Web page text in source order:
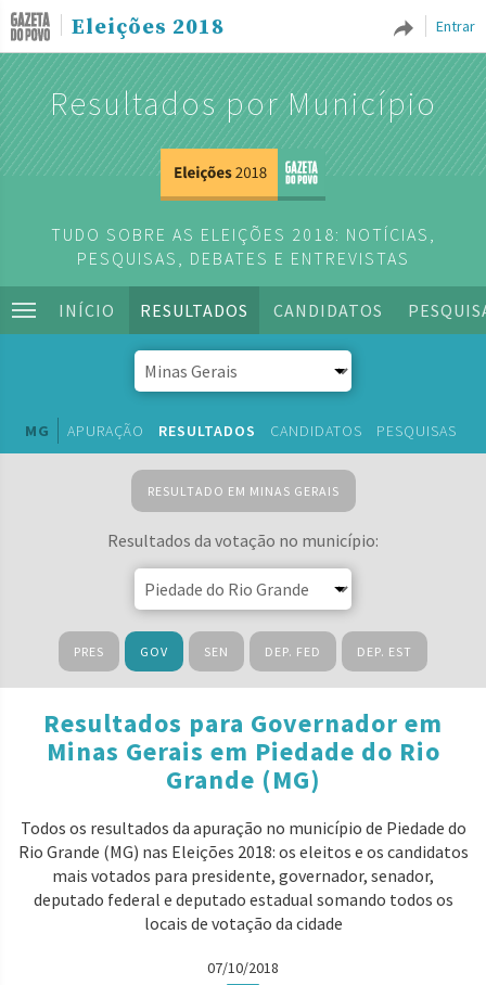
Entrar
Eleições 2018
Resultados por Município
TUDO SOBRE AS ELEIÇÕES 2018: NOTÍCIAS,
PESQUISAS, DEBATES E ENTREVISTAS
INÍCIO RESULTADOS CANDIDATOS
MG APURAÇÃO RESULTADOS CANDIDATOS PESQUISAS
RESULTADO EM MINAS GERAIS
Resultados da votação no município:
PRES GOV SEN DEP. FED DEP. EST
Resultados para Governador em
Minas Gerais em Piedade do Rio
Grande (MG)
Todos os resultados da apuração no município de Piedade do
Rio Grande (MG) nas Eleições 2018: os eleitos e os candidatos
mais votados para presidente, governador, senador,
deputado federal e deputado estadual somando todos os
locais de votação da cidade
07/10/2018